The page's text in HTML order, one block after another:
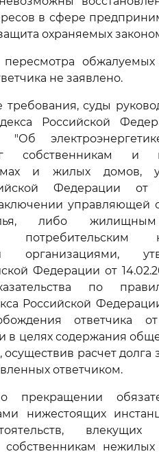
в сфере
охраняемых
не заявлено.
суды
Российской
собственникам и
и жилых домов,
Федерации
управляющей
либо
организациями,
Федерации от
по
Российской
ответчика
в целях содержания
осуществив расчет
ответчиком.
прекращении
нижестоящих
собственникам